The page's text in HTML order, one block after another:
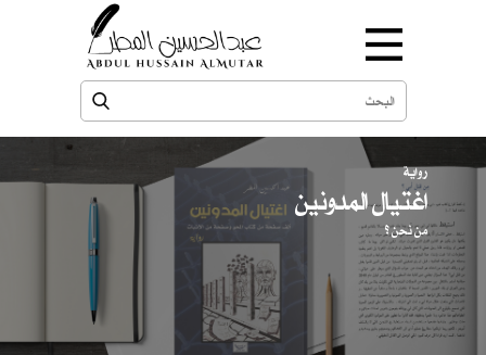
رواية
اغتيال المدونين
من نحن ؟